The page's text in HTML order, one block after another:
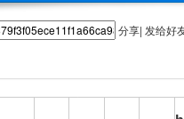
分享| 发给好